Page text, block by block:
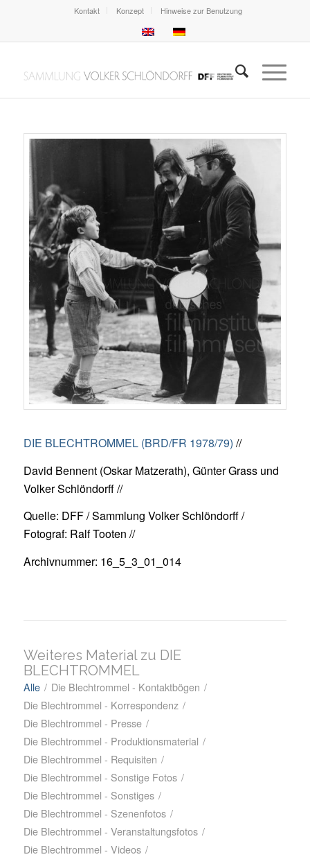
Kontakt Konzept Hinweise zur Benutzung
DIE BLECHTROMMEL (BRD/FR 1978/79) //
David Bennent (Oskar Matzerath), Günter Grass und
Volker Schlöndorff //
Quelle: DFF / Sammlung Volker Schlöndorff /
Fotograf: Ralf Tooten //
Archivnummer: 16_5_3_01_014
Weiteres Material zu DIE
BLECHTROMMEL
Alle / Die Blechtrommel - Kontaktbögen /
Die Blechtrommel - Korrespondenz /
Die Blechtrommel - Presse /
Die Blechtrommel - Produktionsmaterial /
Die Blechtrommel - Requisiten /
Die Blechtrommel - Sonstige Fotos /
Die Blechtrommel - Sonstiges /
Die Blechtrommel - Szenenfotos /
Die Blechtrommel - Veranstaltungsfotos /
Die Blechtrommel - Videos /